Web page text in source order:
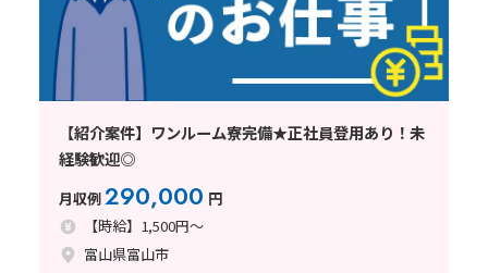
【紹介案件】ワンルーム寮完備★正社員登用あり！未
経験歓迎◎
月収例290,000 円
【時給】1,500円～
富山県富山市